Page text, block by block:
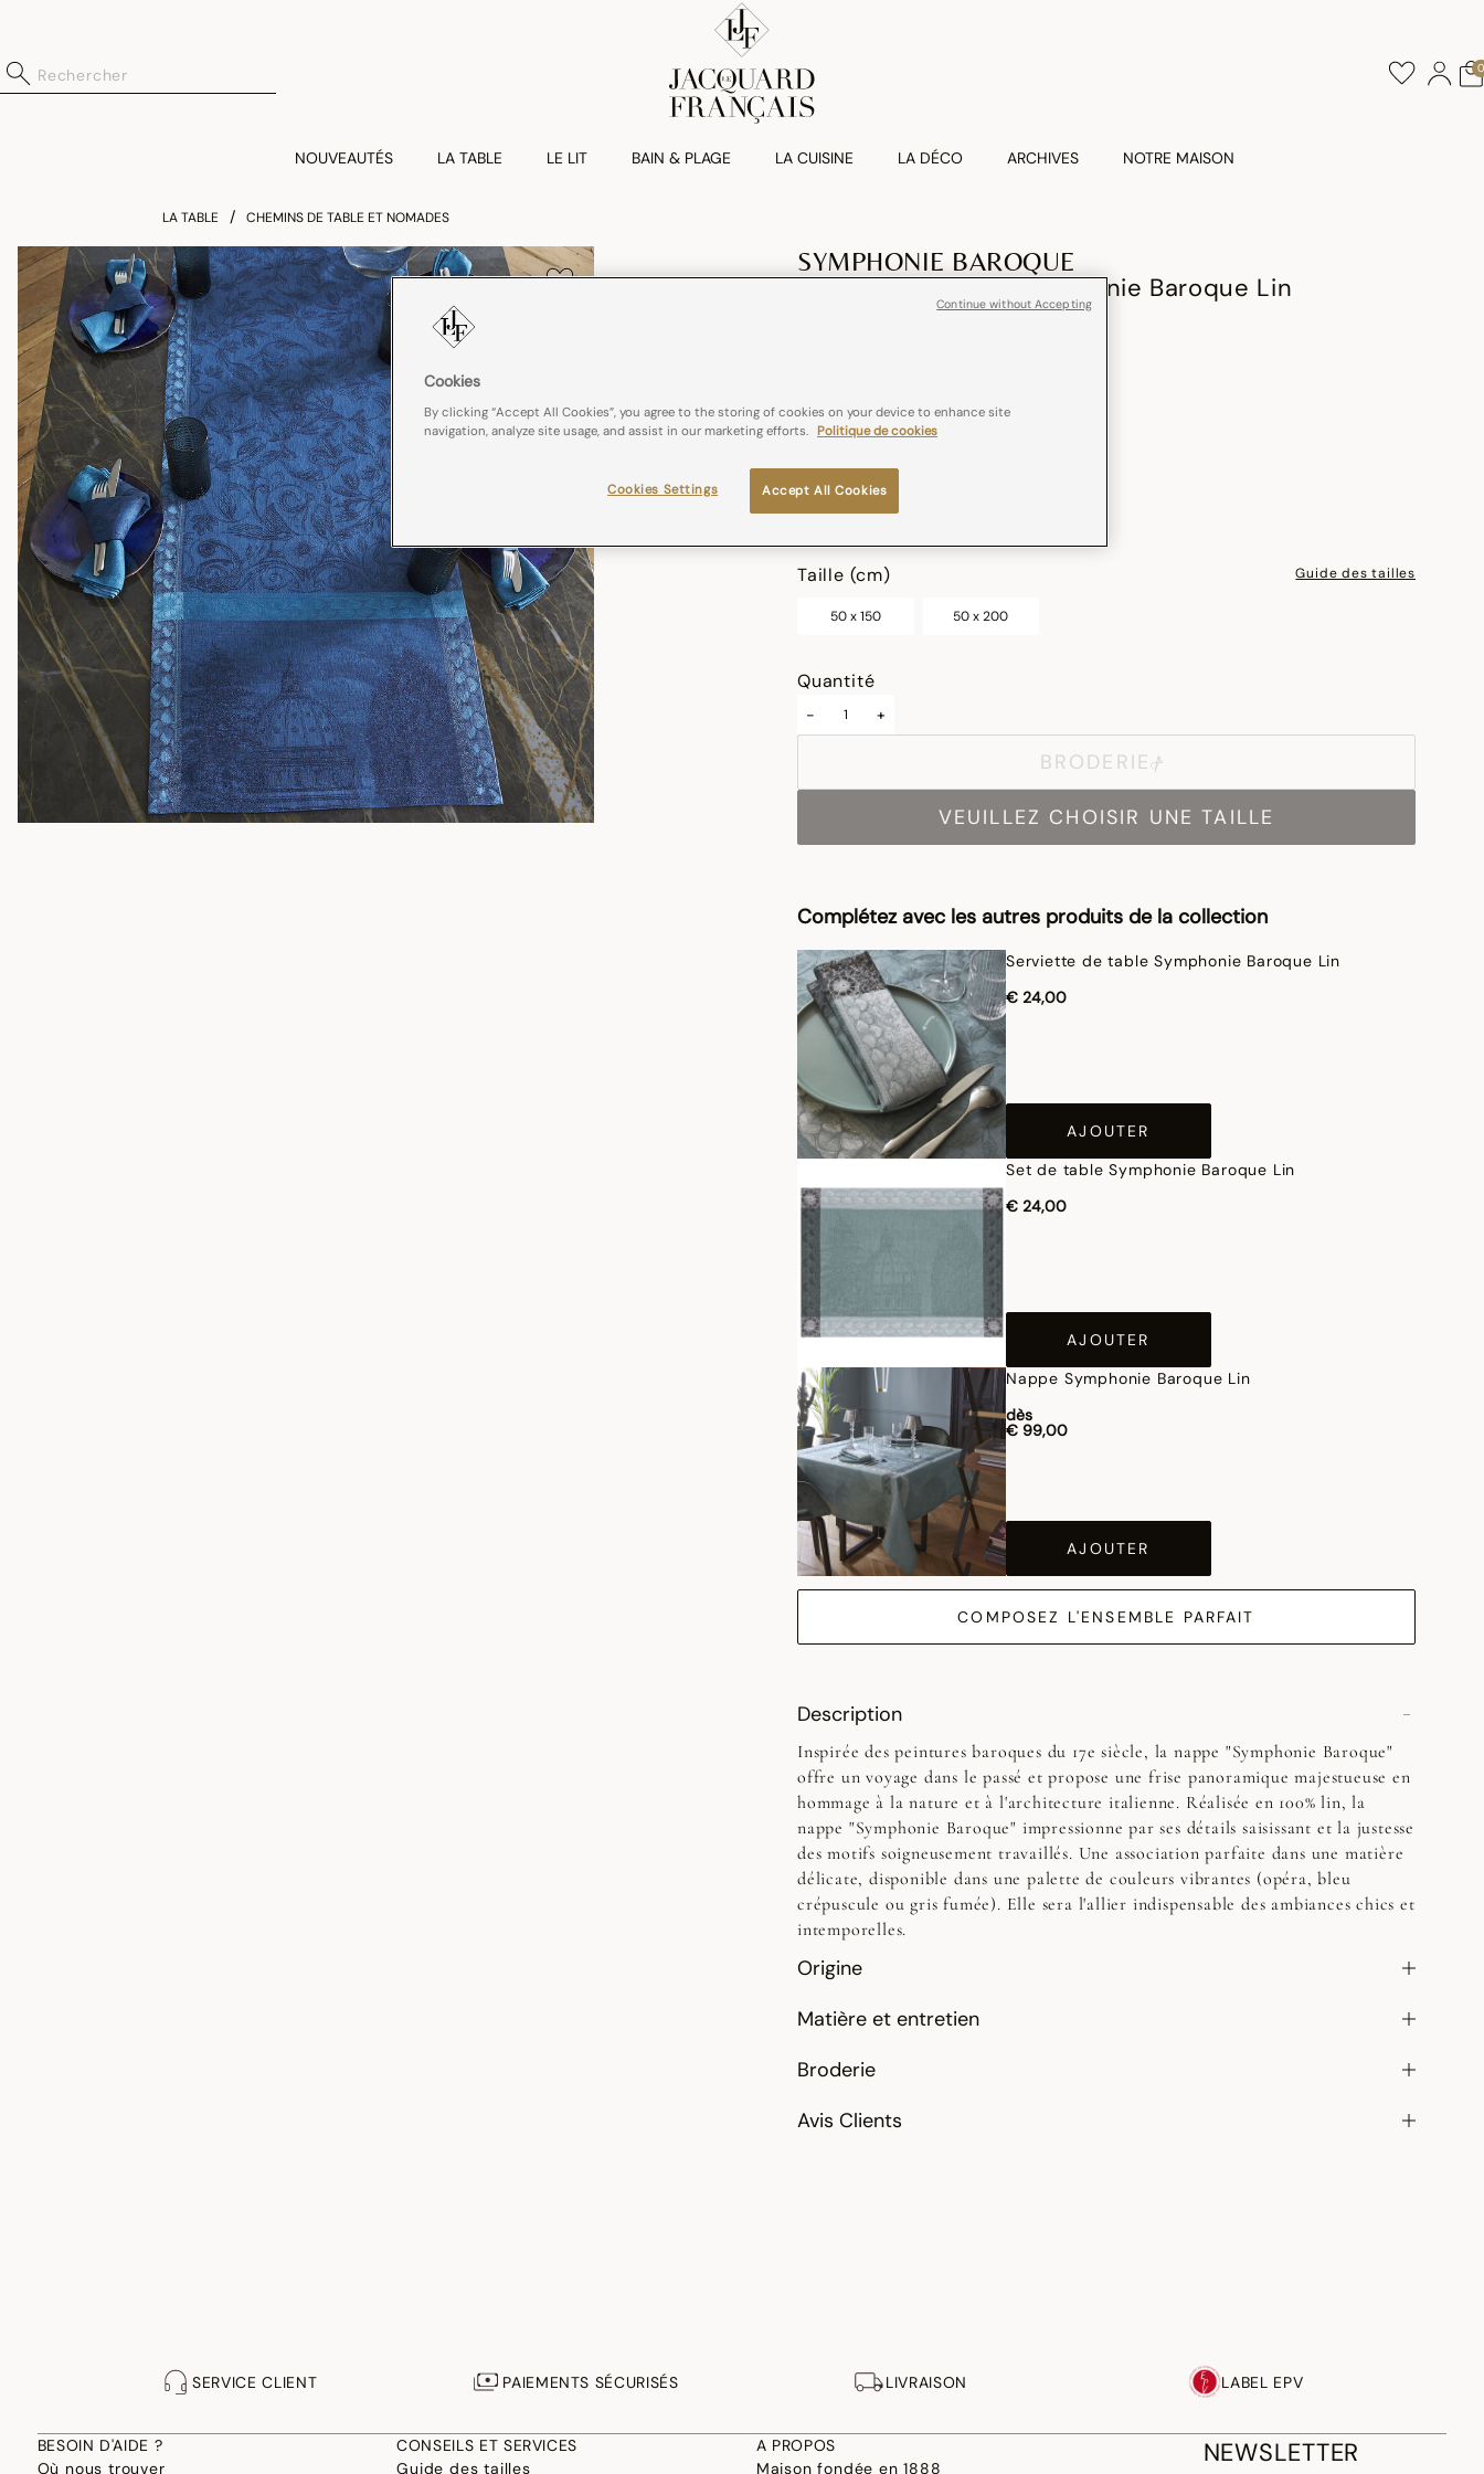
0
NOUVEAUTÉS LA TABLE LE LIT BAIN & PLAGE LA CUISINE LA DÉCO ARCHIVES NOTRE MAISON
LA TABLE CHEMINS DE TABLE ET NOMADES
SYMPHONIE BAROQUE
Chemin De Table Symphonie Baroque Lin
Taille (cm) Guide des tailles
50 x 150 50 x 200
Quantité
- +
BRODERIE
VEUILLEZ CHOISIR UNE TAILLE
Complétez avec les autres produits de la collection
Serviette de table Symphonie Baroque Lin
€ 24,00
AJOUTER
Set de table Symphonie Baroque Lin
€ 24,00
AJOUTER
Nappe Symphonie Baroque Lin
dès
€ 99,00
AJOUTER
COMPOSEZ L'ENSEMBLE PARFAIT
Description
Inspirée des peintures baroques du 17e siècle, la nappe "Symphonie Baroque"
offre un voyage dans le passé et propose une frise panoramique majestueuse en
hommage à la nature et à l'architecture italienne. Réalisée en 100% lin, la
nappe "Symphonie Baroque" impressionne par ses détails saisissant et la justesse
des motifs soigneusement travaillés. Une association parfaite dans une matière
délicate, disponible dans une palette de couleurs vibrantes (opéra, bleu
crépuscule ou gris fumée). Elle sera l'allier indispensable des ambiances chics et
intemporelles.
Origine
Matière et entretien
Broderie
Avis Clients
SERVICE CLIENT PAIEMENTS SÉCURISÉS LIVRAISON LABEL EPV
BESOIN D'AIDE ?
Où nous trouver
CONSEILS ET SERVICES
Guide des tailles
A PROPOS
Maison fondée en 1888
NEWSLETTER
Cookies
By clicking “Accept All Cookies”, you agree to the storing of cookies on your device to enhance site
navigation, analyze site usage, and assist in our marketing efforts. Politique de cookies
Accept All Cookies
Cookies Settings
Continue without Accepting